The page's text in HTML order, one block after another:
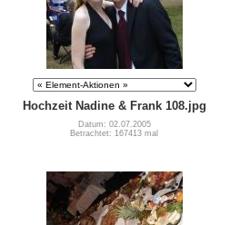
Hochzeit Nadine & Frank 108.jpg
Datum: 02.07.2005
Betrachtet: 167413 mal